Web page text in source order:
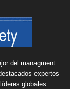
del managment
expertos
globales.